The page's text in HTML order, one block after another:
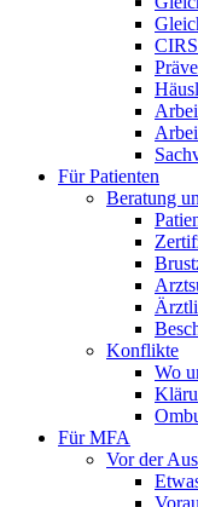
Für Patienten
Beratung
Konflikte
Wo
Für MFA
Vor der